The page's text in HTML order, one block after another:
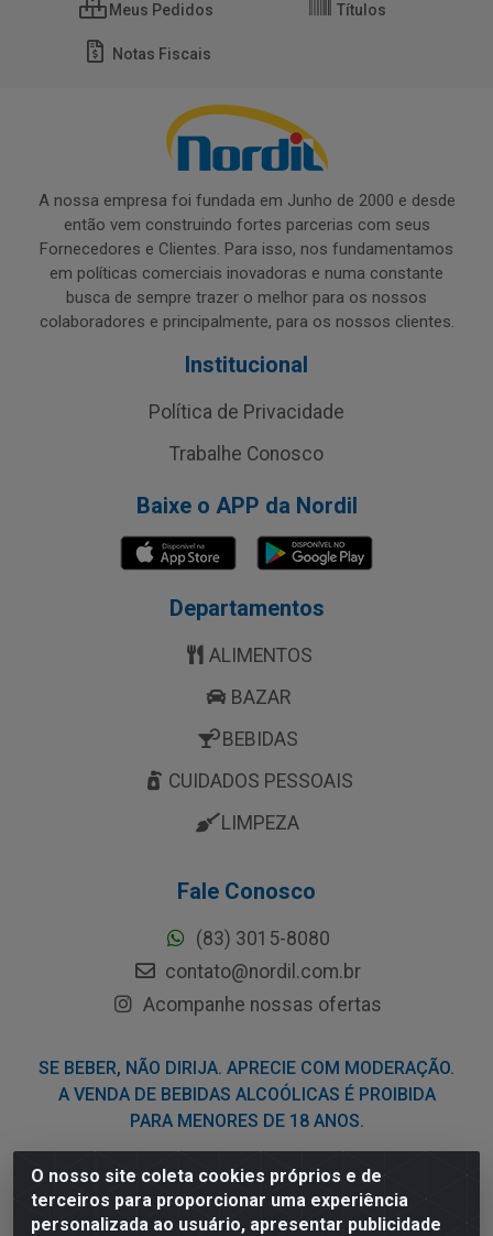
O nosso site coleta cookies próprios e de
terceiros para proporcionar uma experiência
personalizada ao usuário, apresentar publicidade
Meus Pedidos Títulos
Notas Fiscais
A nossa empresa foi fundada em Junho de 2000 e desde
então vem construindo fortes parcerias com seus
Fornecedores e Clientes. Para isso, nos fundamentamos
em políticas comerciais inovadoras e numa constante
busca de sempre trazer o melhor para os nossos
colaboradores e principalmente, para os nossos clientes.
Institucional
Política de Privacidade
Trabalhe Conosco
Baixe o APP da Nordil
Departamentos
ALIMENTOS
BAZAR
BEBIDAS
CUIDADOS PESSOAIS
LIMPEZA
Fale Conosco
(83) 3015-8080
contato@nordil.com.br
Acompanhe nossas ofertas
SE BEBER, NÃO DIRIJA. APRECIE COM MODERAÇÃO.
A VENDA DE BEBIDAS ALCOÓLICAS É PROIBIDA
PARA MENORES DE 18 ANOS.
Nordil Distribuidora - Avenida Liberdade, 2738, Bloco F -
Sesi - Bayeux/PB - CEP 58.111-400 - CNPJ